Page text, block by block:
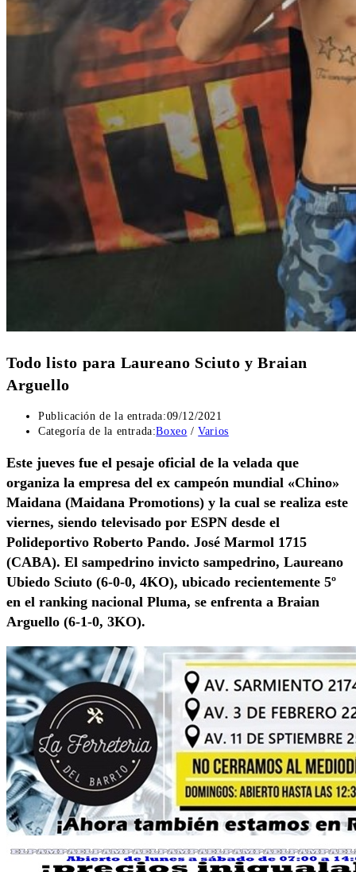
Todo listo para Laureano Sciuto y Braian
Arguello
Publicación de la entrada:09/12/2021
Categoría de la entrada:Boxeo / Varios
Este jueves fue el pesaje oficial de la velada que
organiza la empresa del ex campeón mundial «Chino»
Maidana (Maidana Promotions) y la cual se realiza este
viernes, siendo televisado por ESPN desde el
Polideportivo Roberto Pando. José Marmol 1715
(CABA). El sampedrino invicto sampedrino, Laureano
Ubiedo Sciuto (6-0-0, 4KO), ubicado recientemente 5º
en el ranking nacional Pluma, se enfrenta a Braian
Arguello (6-1-0, 3KO).